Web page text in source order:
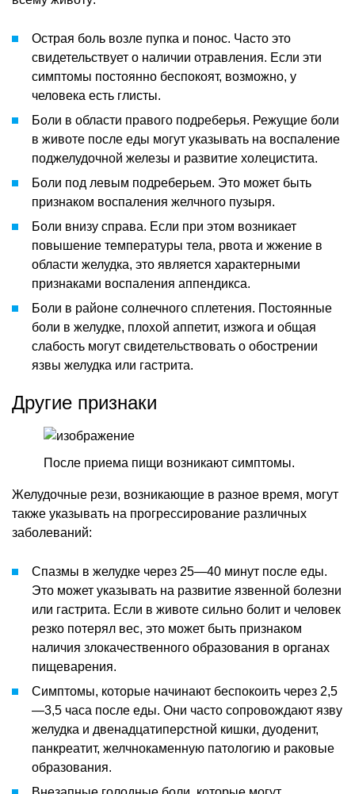
Острая боль возле пупка и понос. Часто это
свидетельствует о наличии отравления. Если эти
симптомы постоянно беспокоят, возможно, у
человека есть глисты.
Боли в области правого подреберья. Режущие боли
в животе после еды могут указывать на воспаление
поджелудочной железы и развитие холецистита.
Боли под левым подреберьем. Это может быть
признаком воспаления желчного пузыря.
Боли внизу справа. Если при этом возникает
повышение температуры тела, рвота и жжение в
области желудка, это является характерными
признаками воспаления аппендикса.
Боли в районе солнечного сплетения. Постоянные
боли в желудке, плохой аппетит, изжога и общая
слабость могут свидетельствовать о обострении
язвы желудка или гастрита.
Другие признаки
После приема пищи возникают симптомы.
Желудочные рези, возникающие в разное время, могут
также указывать на прогрессирование различных
заболеваний:
Спазмы в желудке через 25—40 минут после еды.
Это может указывать на развитие язвенной болезни
или гастрита. Если в животе сильно болит и человек
резко потерял вес, это может быть признаком
наличия злокачественного образования в органах
пищеварения.
Симптомы, которые начинают беспокоить через 2,5
—3,5 часа после еды. Они часто сопровождают язву
желудка и двенадцатиперстной кишки, дуоденит,
панкреатит, желчнокаменную патологию и раковые
образования.